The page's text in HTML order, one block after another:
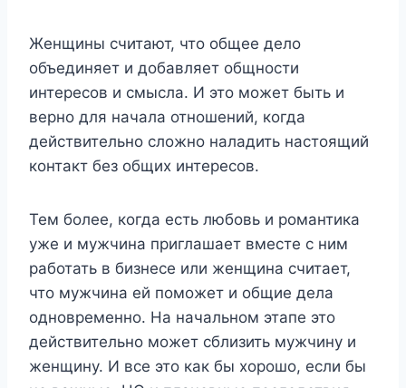
Женщины считают, что общее дело
объединяет и добавляет общности
интересов и смысла. И это может быть и
верно для начала отношений, когда
действительно сложно наладить настоящий
контакт без общих интересов.
Тем более, когда есть любовь и романтика
уже и мужчина приглашает вместе с ним
работать в бизнесе или женщина считает,
что мужчина ей поможет и общие дела
одновременно. На начальном этапе это
действительно может сблизить мужчину и
женщину. И все это как бы хорошо, если бы